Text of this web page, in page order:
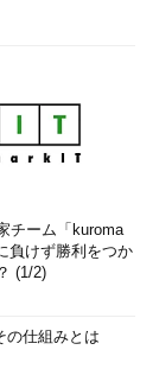
チーム「kuroma
負けず勝利をつか
(1/2)
の仕組みとは